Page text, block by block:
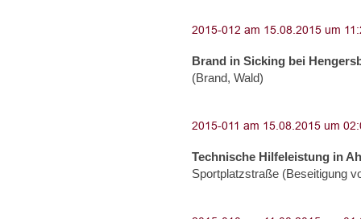
Brand in Sicking bei
(Brand, Wald)
Technische Hilfeleistung in
Sportplatzstraße (Beseitigung